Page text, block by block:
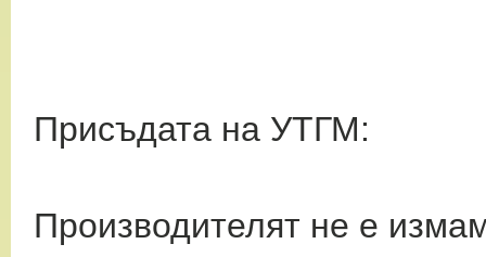
Присъдата на УТГМ:
Производителят не е